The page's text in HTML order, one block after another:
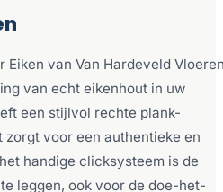
Eiken van Van Hardeveld
van echt eikenhout in uw
een stijlvol rechte plank-
zorgt voor een authentieke en
handige clicksysteem is de
leggen, ook voor de doe-het-